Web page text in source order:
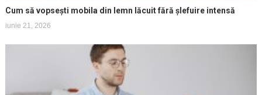
Cum să vopsești mobila din lemn lăcuit fără șlefuire intensă
iunie 21, 2026